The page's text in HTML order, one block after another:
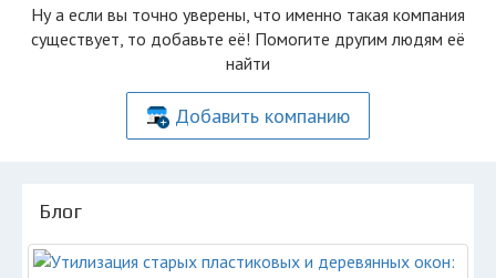
Ну а если вы точно уверены, что именно такая компания
существует, то добавьте её! Помогите другим людям её
найти
Добавить компанию
Блог